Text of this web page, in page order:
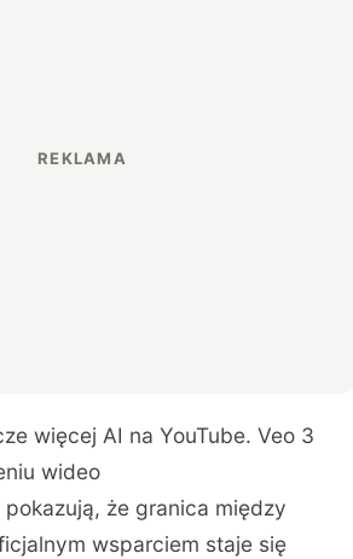
więcej AI na YouTube. Veo 3
wideo
że granica między
wsparciem staje się